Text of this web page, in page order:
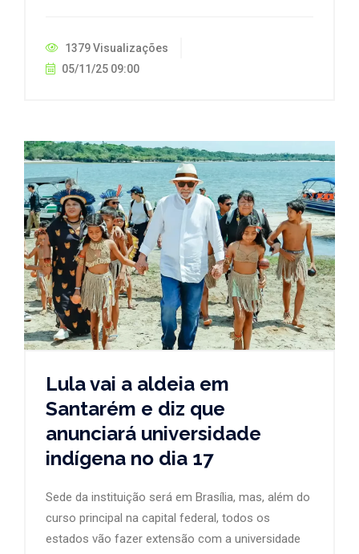
1379 Visualizações
05/11/25 09:00
Lula vai a aldeia em
Santarém e diz que
anunciará universidade
indígena no dia 17
Sede da instituição será em Brasília, mas, além do
curso principal na capital federal, todos os
estados vão fazer extensão com a universidade